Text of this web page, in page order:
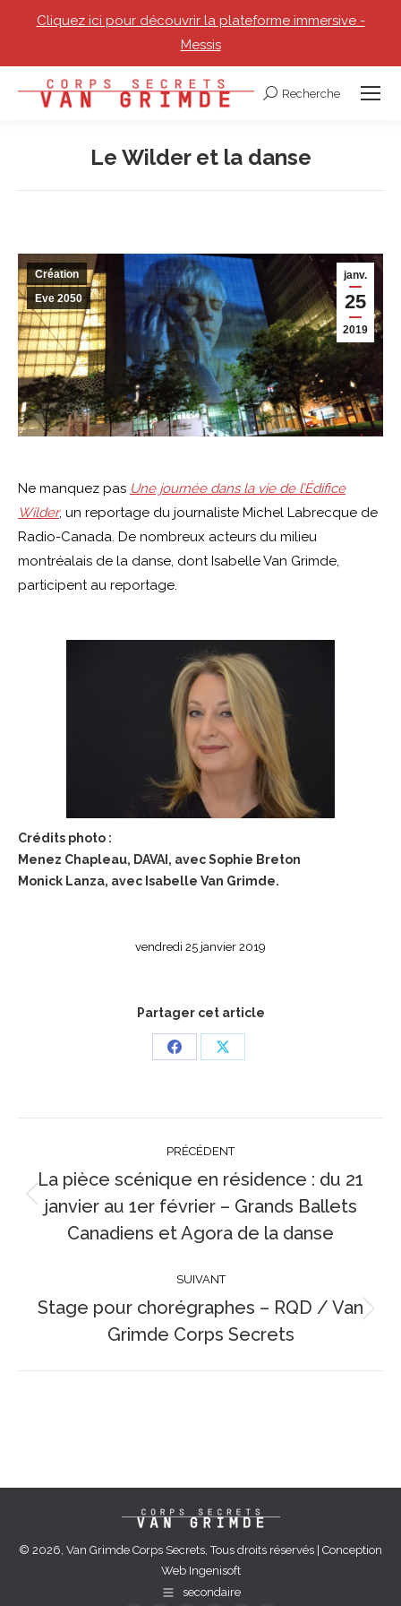
Cliquez ici pour découvrir la plateforme immersive -
Messis
Recherche
Recherche
Le Wilder et la danse
janv.
25
2019
Création
Eve 2050
Ne manquez pas Une journée dans la vie de l’Édifice
Wilder, un reportage du journaliste Michel Labrecque de
Radio-Canada. De nombreux acteurs du milieu
montréalais de la danse, dont Isabelle Van Grimde,
participent au reportage.
Crédits photo :
Menez Chapleau, DAVAI, avec Sophie Breton
Monick Lanza, avec Isabelle Van Grimde.
vendredi 25 janvier 2019
Partager cet article
PartagerPartager
article
PRÉCÉDENT
Article
précédent
La pièce scénique en résidence : du 21
janvier au 1er février – Grands Ballets
Canadiens et Agora de la danse
SUIVANT
Article
suivant
Stage pour chorégraphes – RQD / Van
Grimde Corps Secrets
© 2026, Van Grimde Corps Secrets, Tous droits réservés | Conception
Web Ingenisoft
secondaire